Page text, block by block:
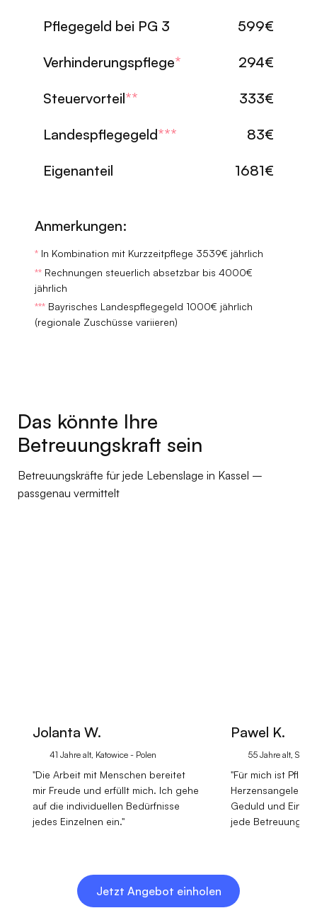
Pflegegeld bei PG 3 599€
Verhinderungspflege* 294€
Steuervorteil** 333€
Landespflegegeld*** 83€
Eigenanteil 1681€
Anmerkungen:
* In Kombination mit Kurzzeitpflege 3539€ jährlich
** Rechnungen steuerlich absetzbar bis 4000€
jährlich
*** Bayrisches Landespflegegeld 1000€ jährlich
(regionale Zuschüsse variieren)
Das könnte Ihre
Betreuungskraft sein
Betreuungskräfte für jede Lebenslage in Kassel –
passgenau vermittelt
Jolanta W.
41 Jahre alt, Katowice - Polen
"Die Arbeit mit Menschen bereitet
mir Freude und erfüllt mich. Ich gehe
auf die individuellen Bedürfnisse
jedes Einzelnen ein."
Pawel K.
55 Jahre alt,
"Für mich ist
Geduld und
jede
Jetzt Angebot einholen